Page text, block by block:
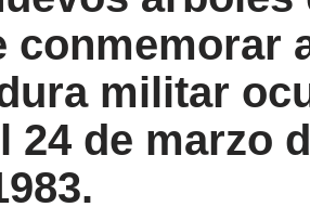
conmemorar
militar
de marzo